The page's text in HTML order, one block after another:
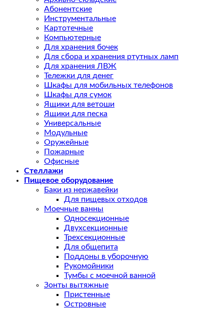
Абонентские
Инструментальные
Картотечные
Компьютерные
Для хранения бочек
Для сбора и хранения ртутных ламп
Для хранения ЛВЖ
Тележки для денег
Шкафы для мобильных телефонов
Шкафы для сумок
Ящики для ветоши
Ящики для песка
Универсальные
Модульные
Оружейные
Пожарные
Офисные
Стеллажи
Пищевое оборудование
Баки из нержавейки
Для пищевых отходов
Моечные ванны
Односекционные
Двухсекционные
Трехсекционные
Для общепита
Поддоны в уборочную
Рукомойники
Тумбы с моечной ванной
Зонты вытяжные
Пристенные
Островные